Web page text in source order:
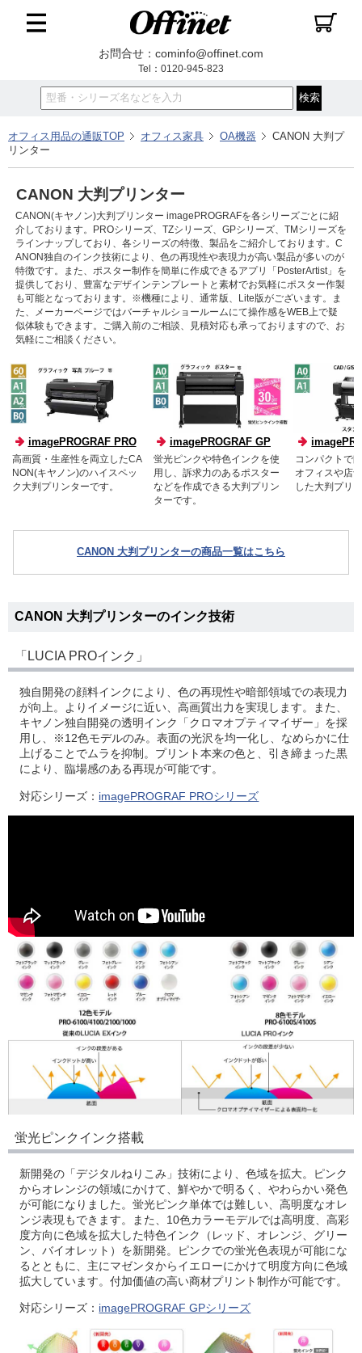
お問合せ：cominfo@offinet.com
Tel：0120-945-823
オフィス用品の通販TOP オフィス家具 OA機器
CANON 大判プ
リンター
CANON 大判プリンター
CANON(キヤノン)大判プリンター imagePROGRAFを各シリーズごとに紹
介しております。PROシリーズ、TZシリーズ、GPシリーズ、TMシリーズを
ラインナップしており、各シリーズの特徴、製品をご紹介しております。C
ANON独自のインク技術により、色の再現性や表現力が高い製品が多いのが
特徴です。また、ポスター制作を簡単に作成できるアプリ「PosterArtist」を
提供しており、豊富なデザインテンプレートと素材でお気軽にポスター作製
も可能となっております。※機種により、通常版、Lite版がございます。ま
た、メーカーページではバーチャルショールームにて操作感をWEB上で疑
似体験もできます。ご購入前のご相談、見積対応も承っておりますので、お
気軽にご相談ください。
imagePROGRAF PRO
高画質・生産性を両立したCA
NON(キヤノン)のハイスペッ
ク大判プリンターです。
imagePROGRAF GP
蛍光ピンクや特色インクを使
用し、訴求力のあるポスター
などを作成できる大判プリン
ターです。
コンパクトで
オフィスや店
した大判プリ
CANON 大判プリンターの商品一覧はこちら
CANON 大判プリンターのインク技術
「LUCIA PROインク」
独自開発の顔料インクにより、色の再現性や暗部領域での表現力
が向上。よりイメージに近い、高画質出力を実現します。また、
キヤノン独自開発の透明インク「クロマオプティマイザー」を採
用し、※12色モデルのみ。表面の光沢を均一化し、なめらかに仕
上げることでムラを抑制。プリント本来の色と、引き締まった黒
により、臨場感のある再現が可能です。
対応シリーズ： imagePROGRAF PROシリーズ
蛍光ピンクインク搭載
新開発の「デジタルねりこみ」技術により、色域を拡大。ピンク
からオレンジの領域にかけて、鮮やかで明るく、やわらかい発色
が可能になりました。蛍光ピンク単体では難しい、高明度なオレ
ンジ表現もできます。また、10色カラーモデルでは高明度、高彩
度方向に色域を拡大した特色インク（レッド、オレンジ、グリー
ン、バイオレット）を新開発。ピンクでの蛍光色表現が可能にな
るとともに、主にマゼンタからイエローにかけて明度方向に色域
拡大しています。付加価値の高い商材プリント制作が可能です。
対応シリーズ： imagePROGRAF GPシリーズ